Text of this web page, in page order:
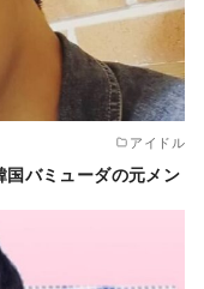
アイドル
国バミューダの元メン